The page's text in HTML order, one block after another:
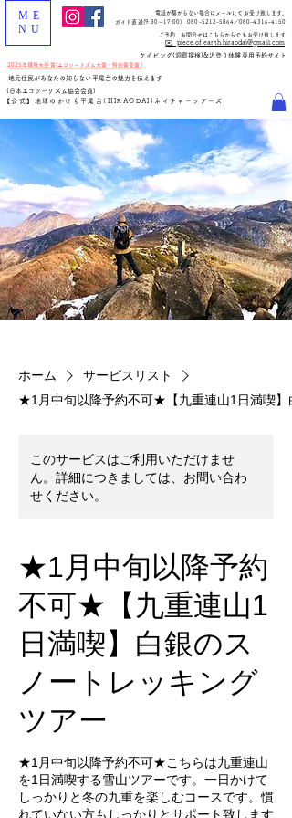
ME
NU
​ご予約、お問合せはこちらからでもお受け致します
電話が繋がらない場合はメールにてお受け致します。
✉️ piece.of.earth.hiraodai@gmail.com
ガイド直通(9:30～17:00) 080-5212-5864 ／080-4316-4150
​ケイビング(洞窟探検)&沢登り体験専用予約サイト
地元住民があなたの知らない平尾台の魅力を伝えます
【公式】地球のかけら平尾台(HIRAODAI)ネイチャーツアーズ
(日本エコツーリズム協会会員)
2025年環境大臣賞(エコツーリズム大賞・特別賞受賞)
ホーム
サービスリスト
★1月中旬以降予約不可★【九重連山1日満喫】
このサービスはご利用いただけませ
ん。詳細につきましては、お問い合わ
せください。
★1月中旬以降予約
不可★【九重連山1
日満喫】白銀のス
ノートレッキング
ツアー
★1月中旬以降予約不可★こちらは九重連山
を1日満喫する雪山ツアーです。一日かけて
しっかりと冬の九重を楽しむコースです。慣
れていない方もしっかりとサポート致します